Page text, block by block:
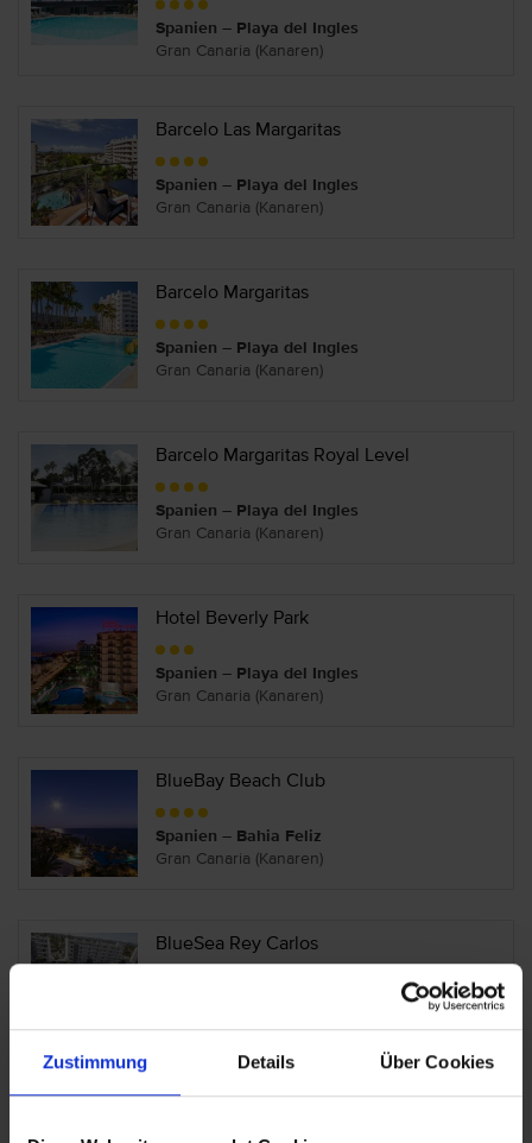
Zustimmung Details Über Cookies
Spanien – Playa del Ingles
Gran Canaria (Kanaren)
Barcelo Las Margaritas
Spanien – Playa del Ingles
Gran Canaria (Kanaren)
Barcelo Margaritas
Spanien – Playa del Ingles
Gran Canaria (Kanaren)
Barcelo Margaritas Royal Level
Spanien – Playa del Ingles
Gran Canaria (Kanaren)
Hotel Beverly Park
Spanien – Playa del Ingles
Gran Canaria (Kanaren)
BlueBay Beach Club
Spanien – Bahia Feliz
Gran Canaria (Kanaren)
BlueSea Rey Carlos